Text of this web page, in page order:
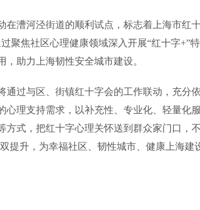
在漕河泾街道的顺利试点，标志着上海市红
聚焦社区心理健康领域深入开展“红十字
，助力上海韧性安全城市建设。
通过与区、街镇红十字会的工作联动，充分
心理支持需求，以补充性、专业化、轻量化
方式，把红十字心理关怀送到群众家门口，
提升，为幸福社区、韧性城市、健康上海建